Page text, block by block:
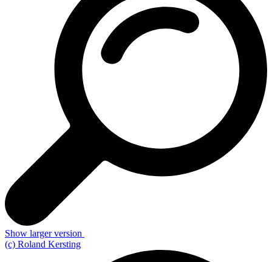
Show larger version
(c) Roland Kersting